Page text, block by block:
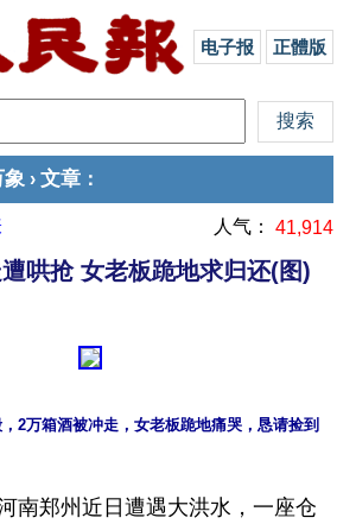
电子报 正體版
象 › 文章 ：
人气： 41,914
哄抢 女老板跪地求归还(图)
2万箱酒被冲走，女老板跪地痛哭，恳请捡到
南郑州近日遭遇大洪水，一座仓